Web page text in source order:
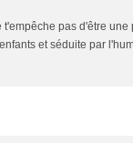
pas d'être
et séduite par